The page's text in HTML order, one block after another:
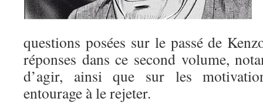
questions posées sur le passé de
réponses dans ce second volume,
d’agir, ainsi que sur les
entourage à le rejeter.